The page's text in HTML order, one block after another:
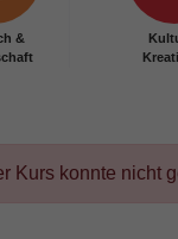
&
Kurs konnte nicht